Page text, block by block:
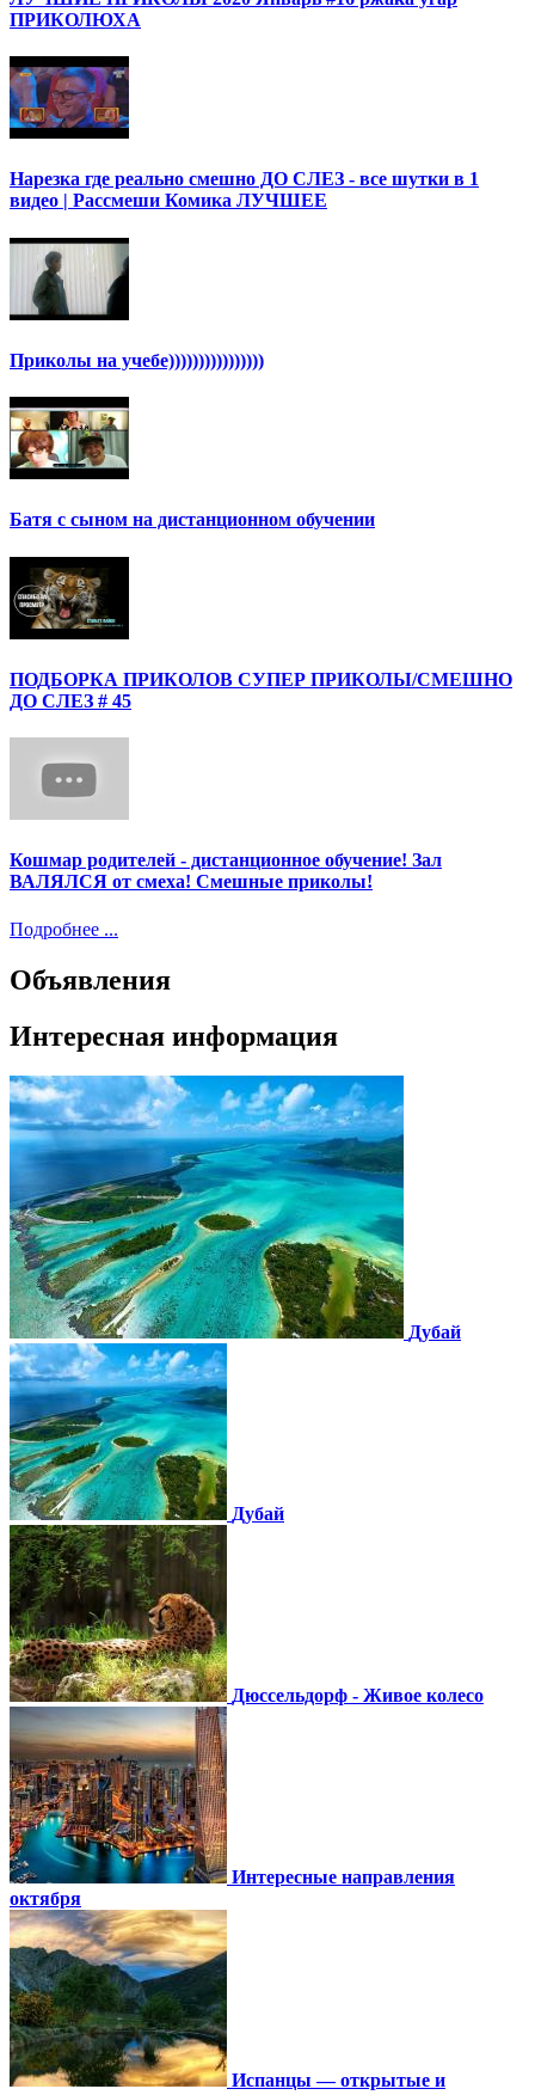
ПРИКОЛЮХА
Нарезка где реально смешно ДО СЛЕЗ - все шутки в 1
видео | Рассмеши Комика ЛУЧШЕЕ
Приколы на учебе))))))))))))))))
Батя с сыном на дистанционном обучении
ПОДБОРКА ПРИКОЛОВ СУПЕР ПРИКОЛЫ/СМЕШНО
ДО СЛЕЗ # 45
Кошмар родителей - дистанционное обучение! Зал
ВАЛЯЛСЯ от смеха! Смешные приколы!
Подробнее ...
Объявления
Интересная информация
Дубай
Дубай
Дюссельдорф - Живое колесо
Интересные направления
октября
Испанцы — открытые и